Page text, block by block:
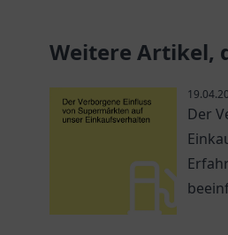
Weitere Artikel,
Der